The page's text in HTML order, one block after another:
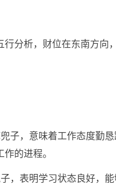
行分析，财位在东南方向
子，意味着工作态度勤
的进程。
，表明学习状态良好，